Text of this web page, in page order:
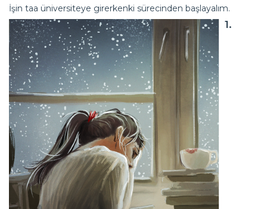
İşin taa üniversiteye girerkenki sürecinden başlayalım.
1.